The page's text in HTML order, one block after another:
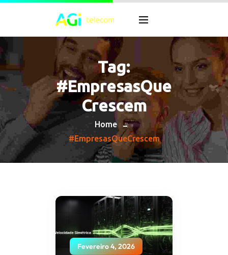
Tag:
#EmpresasQue
Crescem
Home
#EmpresasQueCrescem
Fevereiro 4, 2026